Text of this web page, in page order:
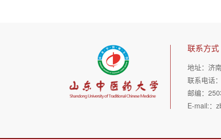
联系方式
地址：济
联系电话
邮编：
E-mail:：